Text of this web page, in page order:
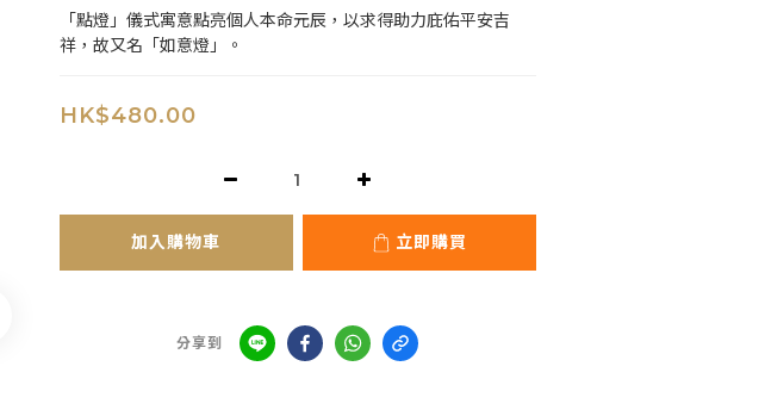
「點燈」儀式寓意點亮個人本命元辰，以求得助力庇佑平安吉
祥，故又名「如意燈」。
HK$480.00
加入購物車 立即購買
分享到